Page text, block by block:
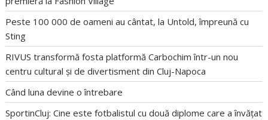
Peste 100 000 de oameni au cântat, la Untold, împreună cu
Sting
RIVUS transformă fosta platformă Carbochim într-un nou
centru cultural și de divertisment din Cluj-Napoca
Când luna devine o întrebare
SportinCluj: Cine este fotbalistul cu două diplome care a învățat